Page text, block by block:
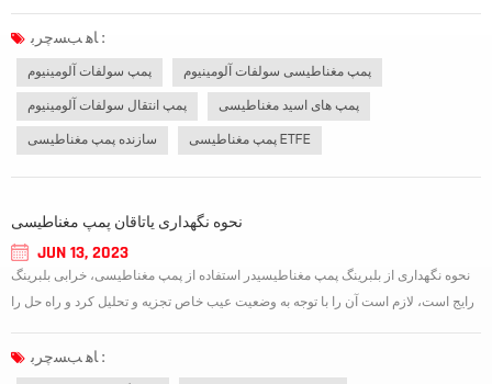
ﺎﻫ ﺐﺴﭼﺮﺑ :
پمپ سولفات آلومینیوم پمپ مغناطیسی سولفات آلومینیوم
پمپ انتقال سولفات آلومینیوم پمپ های اسید مغناطیسی
سازنده پمپ مغناطیسی پمپ مغناطیسی ETFE
نحوه نگهداری یاتاقان پمپ مغناطیسی
JUN 13, 2023
نحوه نگهداری از بلبرینگ پمپ مغناطیسیدر استفاده از پمپ مغناطیسی، خرابی بلبرینگ
رایج است، لازم است آن را با توجه به وضعیت عیب خاص تجزیه و تحلیل کرد و راه حل را
ﺎﻫ ﺐﺴﭼﺮﺑ :